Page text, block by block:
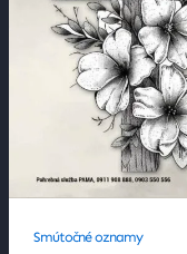
Smútočné oznamy